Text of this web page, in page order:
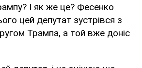
І як же це? Фесенко
цей депутат зустрівся з
Трампа, а той вже доніс